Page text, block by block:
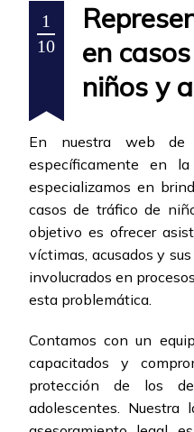
1
10
en
niños y
En nuestra web de
específicamente en
especializamos en
casos de tráfico de
objetivo es ofrecer
víctimas, acusados y
involucrados en
esta problemática.
Contamos con un
capacitados y
protección de los
adolescentes.